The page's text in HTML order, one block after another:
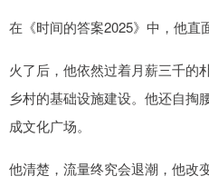
在《时间的答案2025》中，他直
火了后，他依然过着月薪三千的
乡村的基础设施建设。他还自掏
成文化广场。
他清楚，流量终究会退潮，他改